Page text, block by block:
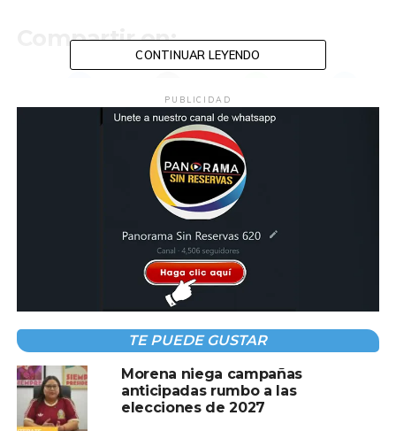
Compartir en:
TEMAS RELACIONADOS: GOBERNADOR
ZACATECAS
Realizan operativo especial en Topolobampo
para trasladar gigantescos equipos
disturbios en Cancún
CONTINUAR LEYENDO
PUBLICIDAD
TE PUEDE GUSTAR
Morena niega campañas
anticipadas rumbo a las
elecciones de 2027